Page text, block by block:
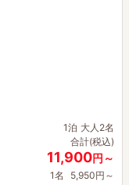
1泊 大人2名
合計(税込)
11,900円～
1名 5,950円～